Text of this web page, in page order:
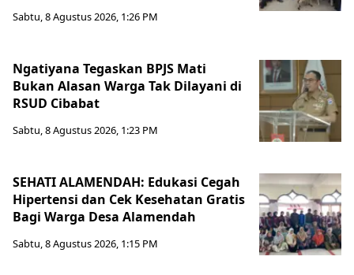
Sabtu, 8 Agustus 2026, 1:26 PM
Ngatiyana Tegaskan BPJS Mati
Bukan Alasan Warga Tak Dilayani di
RSUD Cibabat
Sabtu, 8 Agustus 2026, 1:23 PM
SEHATI ALAMENDAH: Edukasi Cegah
Hipertensi dan Cek Kesehatan Gratis
Bagi Warga Desa Alamendah
Sabtu, 8 Agustus 2026, 1:15 PM